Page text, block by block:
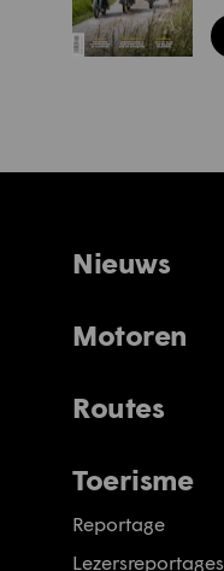
Nieuws
Motoren
Routes
Toerisme
Reportage
Lezersreportages